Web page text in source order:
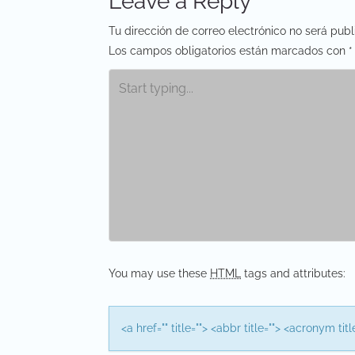
s
t
n
a
t
o
Tu dirección de correo electrónico no será
Los campos obligatorios están marcados con *
You may use these HTML tags and attributes:
<a href="" title=""> <abbr title=""> <acronym